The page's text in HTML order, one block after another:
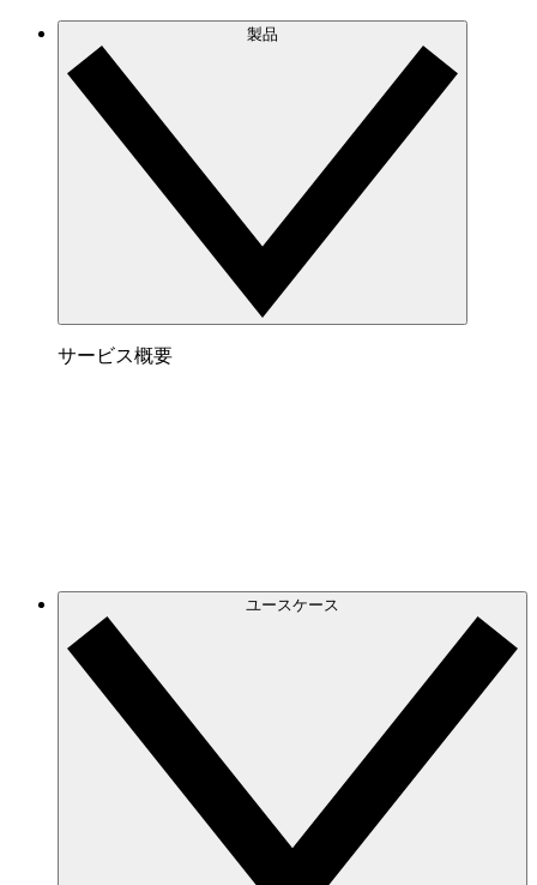
製品
サービス概要
ユースケース